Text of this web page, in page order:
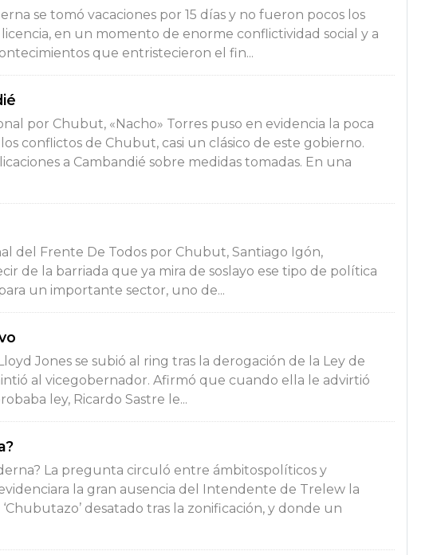
se tomó vacaciones por 15 días y no fueron pocos los
en un momento de enorme conflictividad social y a
que entristecieron el fin...
por Chubut, «Nacho» Torres puso en evidencia la poca
conflictos de Chubut, casi un clásico de este gobierno.
a Cambandié sobre medidas tomadas. En una
del Frente De Todos por Chubut, Santiago Igón,
de la barriada que ya mira de soslayo ese tipo de política
un importante sector, uno de...
Jones se subió al ring tras la derogación de la Ley de
al vicegobernador. Afirmó que cuando ella le advirtió
ley, Ricardo Sastre le...
La pregunta circuló entre ámbitospolíticos y
la gran ausencia del Intendente de Trelew la
desatado tras la zonificación, y donde un